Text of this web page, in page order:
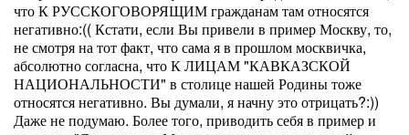
что К РУССКОГОВОРЯЩИМ гражданам там относятся
негативно:(( Кстати, если Вы привели в пример Москву, то,
не смотря на тот факт, что сама я в прошлом москвичка,
абсолютно согласна, что К ЛИЦАМ "КАВКАЗСКОЙ
НАЦИОНАЛЬНОСТИ" в столице нашей Родины тоже
относятся негативно. Вы думали, я начну это отрицать?:))
Даже не подумаю. Более того, приводить себя в пример и